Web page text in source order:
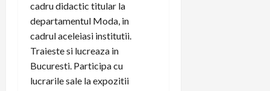
cadru didactic titular la
departamentul Moda, in
cadrul aceleiasi institutii.
Traieste si lucreaza in
Bucuresti. Participa cu
lucrarile sale la expozitii